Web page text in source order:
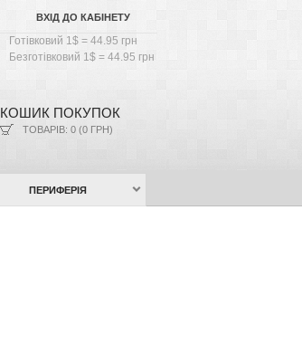
ВХІД ДО КАБІНЕТУ
Готівковий 1$ = 44.95 грн
Безготівковий 1$ = 44.95 грн
КОШИК ПОКУПОК
ТОВАРІВ: 0 (0 ГРН)
ПЕРИФЕРІЯ